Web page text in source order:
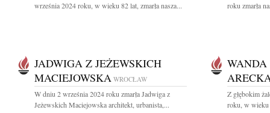
września 2024 roku, w wieku 82 lat, zmarła nasza...
roku zmarła
JADWIGA Z JEŻEWSKICH
MACIEJOWSKA WROCŁAW
W dniu 2 września 2024 roku zmarła Jadwiga z
Jeżewskich Maciejowska architekt, urbanista,...
WANDA
Z głębokim
roku, w wieku